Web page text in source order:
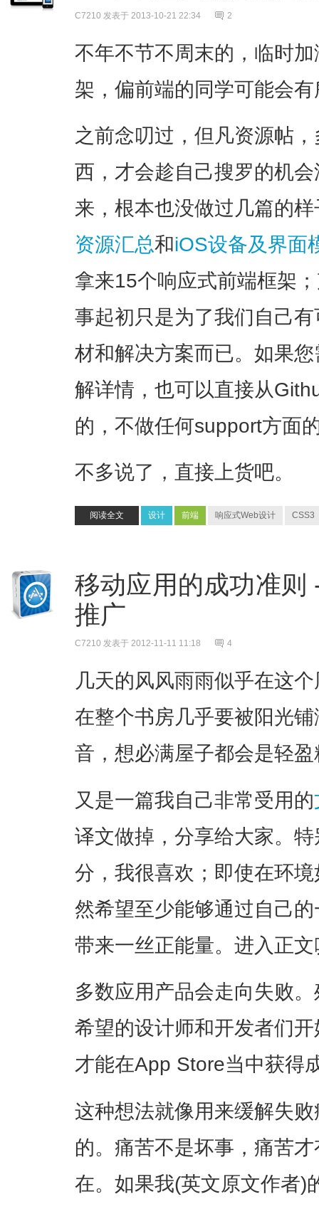
C7210 发表于 2013-10-21 22:34 2
不年不节不周末的，临时
架，偏前端的同学可能会
之前念叨过，但凡资源帖
西，才会趁自己搜罗的机
来，根本也没做过几篇的
资源汇总和iOS设备及界面
拿来15个响应式前端框架
事起初只是为了我们自己
材和解决方案而已。如果
解详情，也可以直接从
的，不做任何support方面
不多说了，直接上货吧。
阅读全文 设计 前端 响应式Web设计 CSS3
移动应用的成功准则
推广
C7210 发表于 2012-11-11 11:18 4
几天的风风雨雨似乎在这
在整个书房几乎要被阳光
音，想必满屋子都会是轻
又是一篇我自己非常受用的
译文做掉，分享给大家。
分，我很喜欢；即使在环
然希望至少能够通过自己
带来一丝正能量。进入正文
多数应用产品会走向失败
希望的设计师和开发者们
才能在App Store当中获得
这种想法就像用来缓解失
的。痛苦不是坏事，痛苦
在。如果我(英文原文作者)